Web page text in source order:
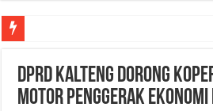
DPRD Kalteng Dorong
Motor Penggerak Ekonomi